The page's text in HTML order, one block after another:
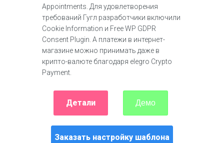
Appointments. Для удовлетворения
требований Гугл разработчики включили
Cookie Information и Free WP GDPR
Consent Plugin. А платежи в интернет-
магазине можно принимать даже в
крипто-валюте благодаря elegro Crypto
Payment.
Детали Демо
Заказать настройку шаблона